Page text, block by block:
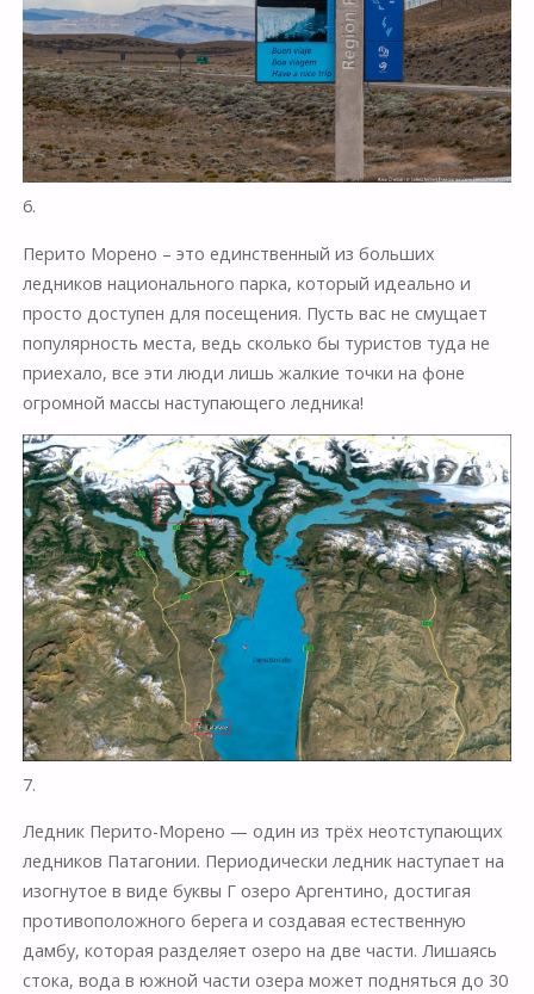
6.
Перито Морено – это единственный из больших
ледников национального парка, который идеально и
просто доступен для посещения. Пусть вас не смущает
популярность места, ведь сколько бы туристов туда не
приехало, все эти люди лишь жалкие точки на фоне
огромной массы наступающего ледника!
7.
Ледник Перито-Морено — один из трёх неотступающих
ледников Патагонии. Периодически ледник наступает на
изогнутое в виде буквы Г озеро Аргентино, достигая
противоположного берега и создавая естественную
дамбу, которая разделяет озеро на две части. Лишаясь
стока, вода в южной части озера может подняться до 30